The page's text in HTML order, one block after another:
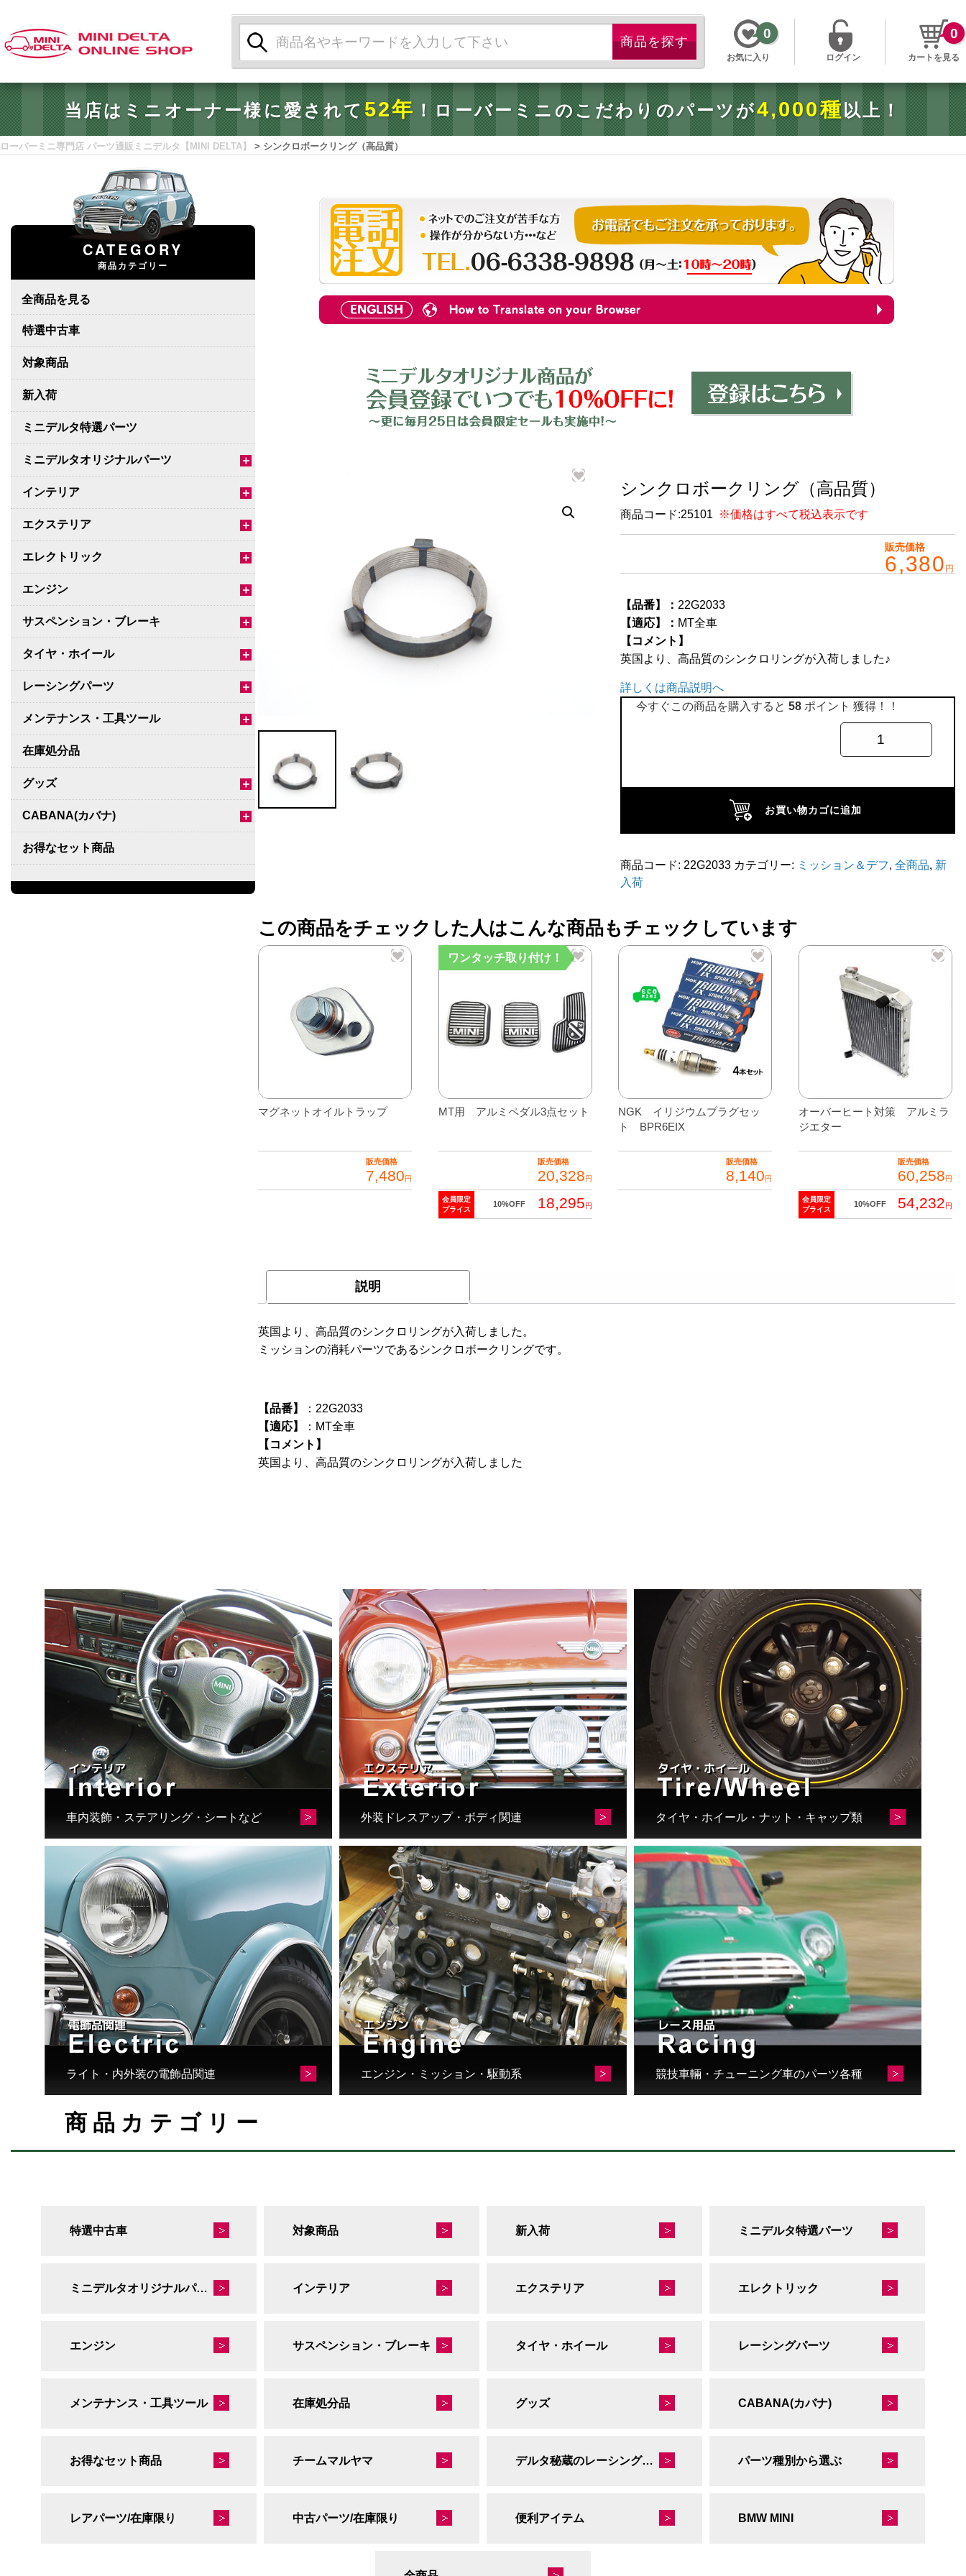
索:
お気に入り
0
ログイン カートを見る
0
当店はミニオーナー様に愛されて52年 ！ローバーミニのこだわりのパーツが4,000種 以上！
ローバーミニ専門店 パーツ通販ミニデルタ【MINI DELTA】 > シンクロボークリング（高品質）
CATEGORY
商品カテゴリー
全商品を見る
特選中古車
対象商品
新入荷
ミニデルタ特選パーツ
＋
ミニデルタオリジナルパーツ
＋
インテリア
＋
エクステリア
＋
エレクトリック
＋
エンジン
＋
サスペンション・ブレーキ
＋
タイヤ・ホイール
＋
レーシングパーツ
＋
メンテナンス・工具ツール
在庫処分品
＋
グッズ
＋
CABANA(カバナ)
お得なセット商品
チームマルヤマ
シンクロボークリング（高品質）
商品コード:25101 ※価格はすべて税込表示です
販売価格
6,380 円
【品番】： 22G2033
【適応】： MT全車
【コメント】
英国より、高品質のシンクロリングが入荷しました♪
詳しくは商品説明へ
今すぐこの商品を購入すると58 ポイント 獲得！！
ー
リ
（高
個
お買い物カゴに追加
商品コード: 22G2033 カテゴリー: ミッション＆デフ,全商品, 新
入荷
この商品をチェックした人はこんな商品もチェックしています
マグネットオイルトラップ
販売価格
7,480円
ワンタッチ取り付け！
MT用 アルミペダル3点セット
販売価格
20,328円
会員限定
プライス
10%OFF 18,295円
NGK イリジウムプラグセッ
ト BPR6EIX
販売価格
8,140円
オーバーヒート対策 アルミラ
ジエター
販売価格
60,258円
会員限定
プライス
10%OFF 54,232円
説明
英国より、高品質のシンクロリングが入荷しました。
ミッションの消耗パーツであるシンクロボークリングです。
【品番】
：22G2033
【適応】
：MT全車
【コメント】
英国より、高品質のシンクロリングが入荷しました
車内装飾・ステアリング・シートなど 外装ドレスアップ・ボディ関連 タイヤ・ホイール・ナット・キャップ類
ライト・内外装の電飾品関連 エンジン・ミッション・駆動系 競技車輛・チューニング車のパーツ各種
商品カテゴリー
特選中古車 対象商品 新入荷 ミニデルタ特選パーツ
ミニデルタオリジナルパーツ インテリア エクステリア エレクトリック
エンジン サスペンション・ブレーキ タイヤ・ホイール レーシングパーツ
メンテナンス・工具ツール 在庫処分品 グッズ CABANA(カバナ)
お得なセット商品 チームマルヤマ デルタ秘蔵のレーシングコレクション パーツ種別から選ぶ
レアパーツ/在庫限り 中古パーツ/在庫限り 便利アイテム BMW MINI